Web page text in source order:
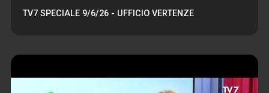
TV7 SPECIALE 9/6/26 - UFFICIO VERTENZE